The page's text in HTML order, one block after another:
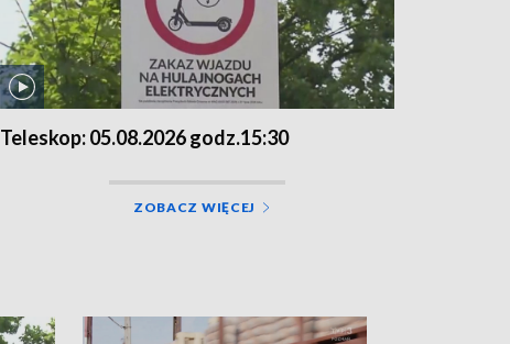
Teleskop: 05.08.2026 godz.15:30
ZOBACZ WIĘCEJ